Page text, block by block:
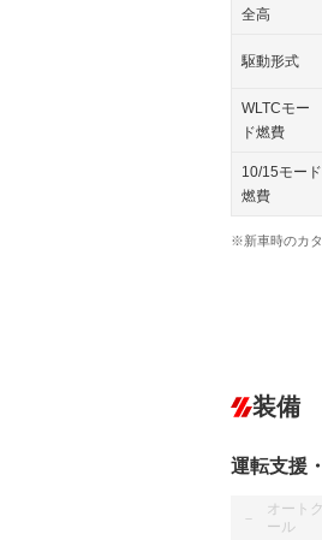
全高
駆動形式
WLTCモー
ド燃費
10/15モード
燃費
※新車時のカ
装備
運転支援
－
オート
ール